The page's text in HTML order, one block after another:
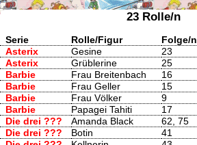
23 Rolle/n
Serie Rolle/Figur Folge/n
Asterix
Gesine 23
Asterix
Grüblerine 25
Barbie
Frau Breitenbach 16
Barbie
Frau Geller 15
Barbie
Frau Völker 9
Barbie
Papagei Tahiti 17
Die drei ???
Amanda Black 62, 75
Die drei ???
Botin 41